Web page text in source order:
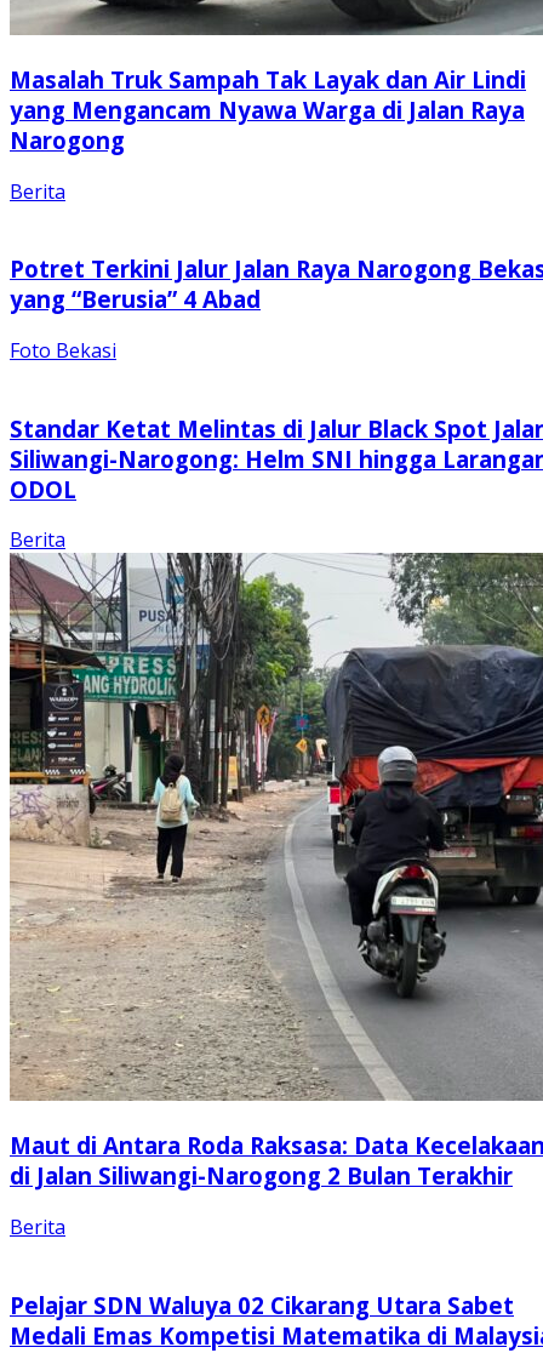
Masalah Truk Sampah Tak Layak dan Air Lindi
yang Mengancam Nyawa Warga di Jalan Raya
Narogong
Berita
Potret Terkini Jalur Jalan Raya Narogong
yang “Berusia” 4 Abad
Foto Bekasi
Standar Ketat Melintas di Jalur Black Spot
Siliwangi-Narogong: Helm SNI hingga
ODOL
Berita
Maut di Antara Roda Raksasa: Data
di Jalan Siliwangi-Narogong 2 Bulan Terakhir
Berita
Pelajar SDN Waluya 02 Cikarang Utara Sabet
Medali Emas Kompetisi Matematika di